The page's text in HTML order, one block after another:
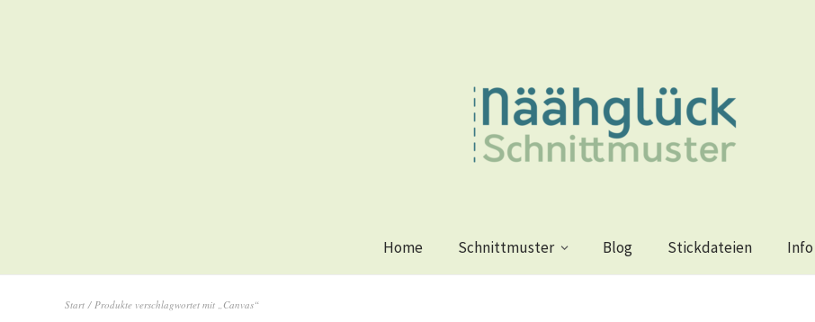
Home Schnittmuster Blog Stickdateien Info
Start / Produkte verschlagwortet mit „Canvas“